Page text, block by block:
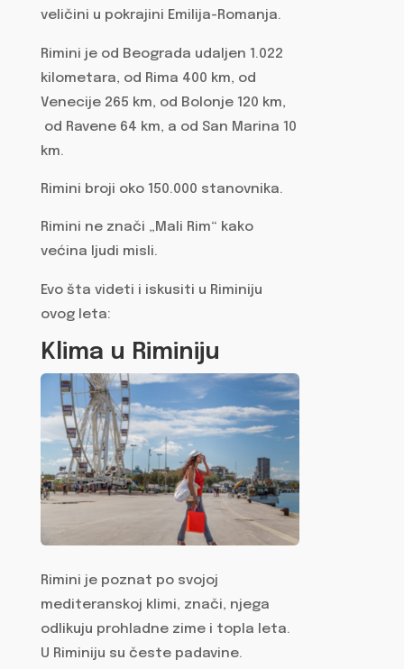
veličini u pokrajini Emilija-Romanja.
Rimini je od Beograda udaljen 1.022
kilometara, od Rima 400 km, od
Venecije 265 km, od Bolonje 120 km,
od Ravene 64 km, a od San Marina 10
km.
Rimini broji oko 150.000 stanovnika.
Rimini ne znači „Mali Rim“ kako
većina ljudi misli.
Evo šta videti i iskusiti u Riminiju
ovog leta:
Klima u Riminiju
Rimini je poznat po svojoj
mediteranskoj klimi, znači, njega
odlikuju prohladne zime i topla leta.
U Riminiju su česte padavine.